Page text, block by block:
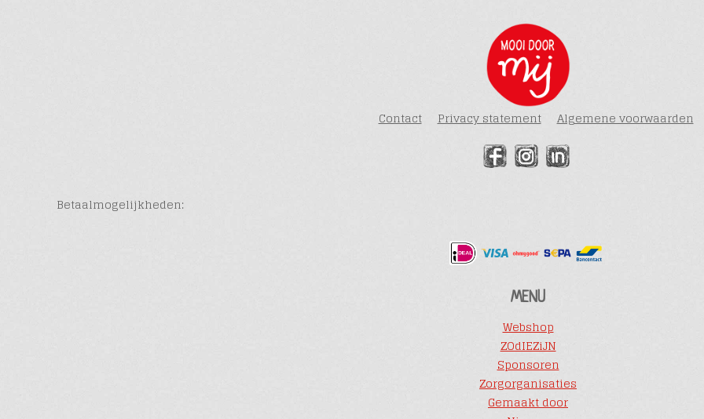
Contact Privacy statement Algemene voorwaarden
Betaalmogelijkheden:
MENU
Webshop
ZOdIEZiJN
Sponsoren
Zorgorganisaties
Gemaakt door